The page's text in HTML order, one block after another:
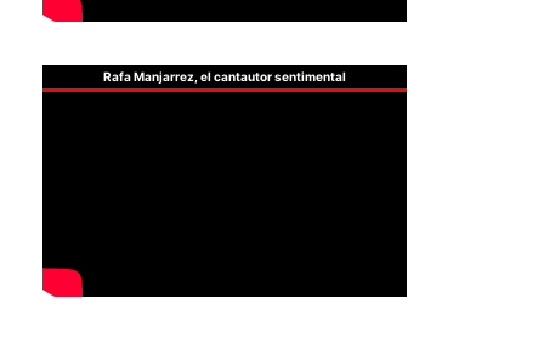
Rafa Manjarrez, el cantautor sentimental